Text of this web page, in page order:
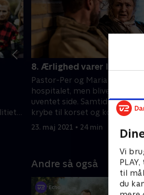
Vi
til
du
8. Ærlighed varer længst
Pastor-Per og Maria er taget
hospitalet, men bliver afbrudt
uventet side. Samtidig må
krybe til korset og komme
Allan til undsætning.
23. maj 2021 • 24 min
Andre så også